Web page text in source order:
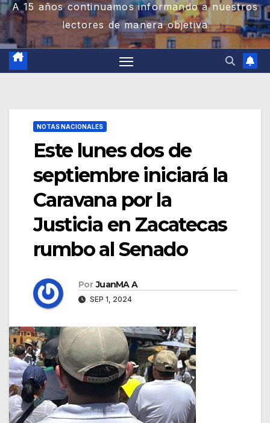
A 15 años continuamos informando a nuestros
lectores de manera objetiva
NOTAS NACIONALES
Este lunes dos de
septiembre iniciará la
Caravana por la
Justicia en Zacatecas
rumbo al Senado
Por JuanMA A
SEP 1, 2024